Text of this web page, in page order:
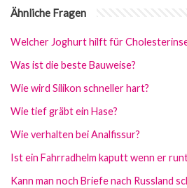
Ähnliche Fragen
Welcher Joghurt hilft für
Was ist die beste Bauweise?
Wie wird Silikon schneller hart?
Wie tief gräbt ein Hase?
Wie verhalten bei Analfissur?
Ist ein Fahrradhelm kaputt wenn er
Kann man noch Briefe nach Russland